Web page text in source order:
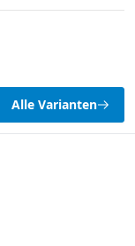
Alle Varianten